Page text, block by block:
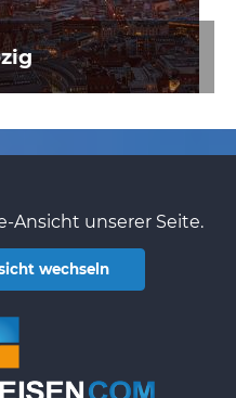
Ansicht unserer Seite.
wechseln